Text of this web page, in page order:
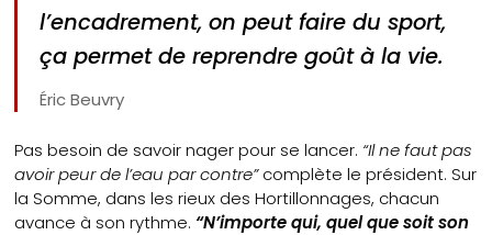
l’encadrement, on peut faire du sport,
ça permet de reprendre goût à la vie.
Éric Beuvry
Pas besoin de savoir nager pour se lancer. “Il ne faut pas
avoir peur de l’eau par contre”complète le président. Sur
la Somme, dans les rieux des Hortillonnages, chacun
avance à son rythme. “N’importe qui, quel que soit son